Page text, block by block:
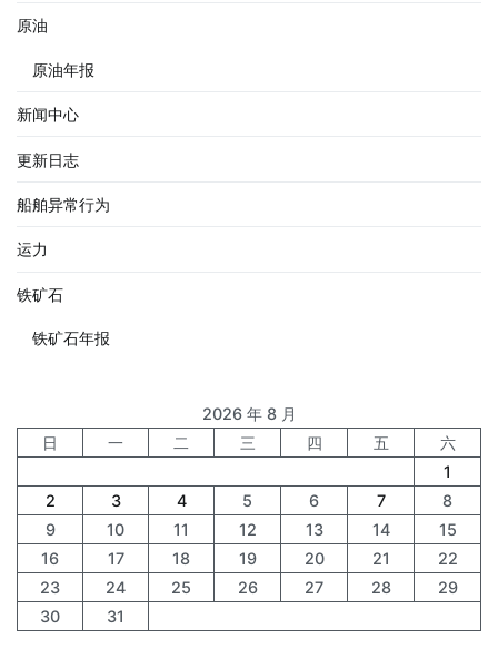
原油
原油年报
新闻中心
更新日志
船舶异常行为
运力
铁矿石
铁矿石年报
2026 年 8 月
日
一 二 三 四 五
六
1
2
3 4 5 6 7
8
9
10 11 12 13 14
15
16
17 18 19 20 21
22
23
24 25 26 27 28
29
30
31